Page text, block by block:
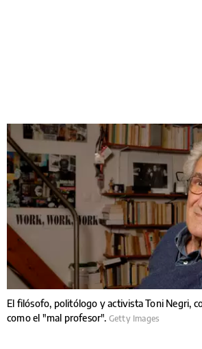
El filósofo, politólogo y activista Toni Negri,
como el "mal profesor". Getty Images